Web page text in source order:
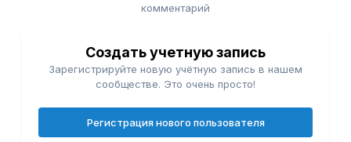
комментарий
Создать учетную запись
Зарегистрируйте новую учётную запись в нашем
сообществе. Это очень просто!
Регистрация нового пользователя